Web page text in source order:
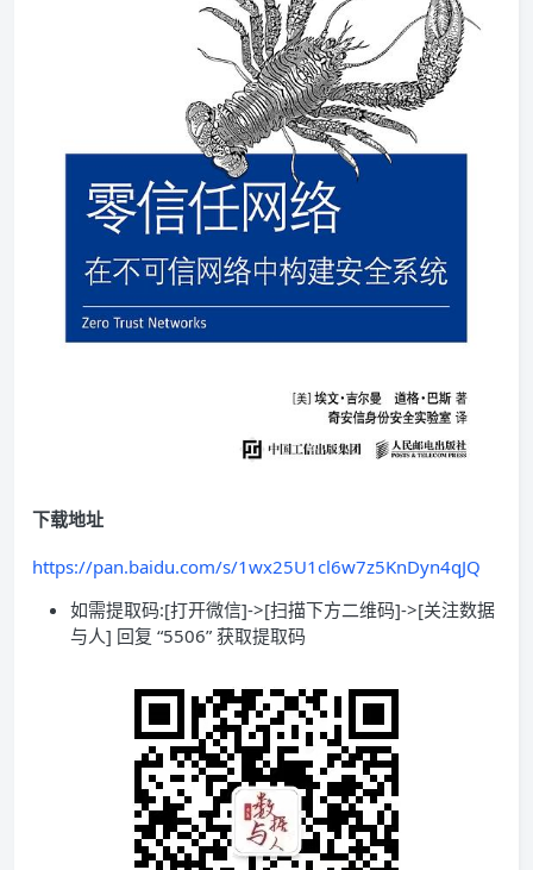
下载地址
https://pan.baidu.com/s/1wx25U1cl6w7z5KnDyn4qJQ
如需提取码:[打开微信]->[扫描下方二维码]->[关注数据
与人] 回复 “5506” 获取提取码